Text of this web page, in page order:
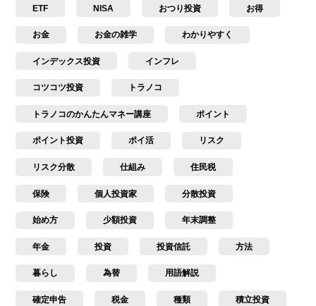
ETF NISA おつり投資 お得
お金 お金の雑学 わかりやすく
インデックス投資 インフレ
コツコツ投資 トラノコ
トラノコのかんたんマネー講座 ポイント
ポイント投資 ポイ活 リスク
リスク分散 仕組み 住民税
保険 個人投資家 分散投資
始め方 少額投資 年末調整
年金 投資 投資信託 方法
暮らし 為替 用語解説
確定申告 税金 種類 積立投資